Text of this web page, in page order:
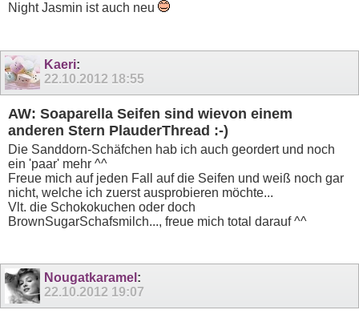
Night Jasmin ist auch neu
Kaeri:
22.10.2012 18:55
AW: Soaparella Seifen sind wievon einem
anderen Stern PlauderThread :-)
Die Sanddorn-Schäfchen hab ich auch geordert und noch
ein 'paar' mehr ^^
Freue mich auf jeden Fall auf die Seifen und weiß noch gar
nicht, welche ich zuerst ausprobieren möchte...
Vlt. die Schokokuchen oder doch
BrownSugarSchafsmilch..., freue mich total darauf ^^
Nougatkaramel :
22.10.2012 19:07